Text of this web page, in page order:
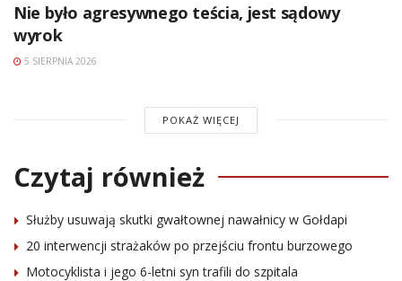
Nie było agresywnego teścia, jest sądowy
wyrok
5 SIERPNIA 2026
POKAŻ WIĘCEJ
Czytaj również
Służby usuwają skutki gwałtownej nawałnicy w Gołdapi
20 interwencji strażaków po przejściu frontu burzowego
Motocyklista i jego 6-letni syn trafili do szpitala